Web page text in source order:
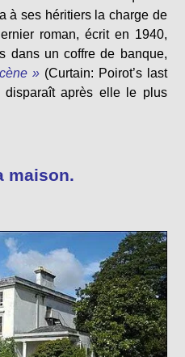
à ses héritiers la charge de
roman, écrit en 1940,
dans un coffre de banque,
» (Curtain: Poirot’s last
après elle le plus
maison.